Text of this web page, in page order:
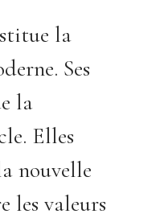
la
Ses
la
Elles
nouvelle
les valeurs